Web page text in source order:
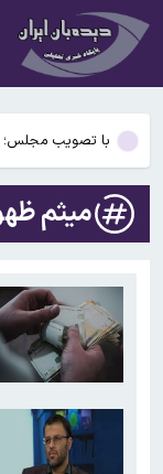
لانه‌های خائنان
حاجی‌بابایی: هر
موشک‌ها قرار
مجروح حمله اخیر
با تصویب مجلس؛
مصادره می‌شود
عراقچی: مذاکره‌ای
کیهان خطاب به
حاجی‌بابایی: هر
موشک‌ها قرار
مجروح حمله اخیر
میثم